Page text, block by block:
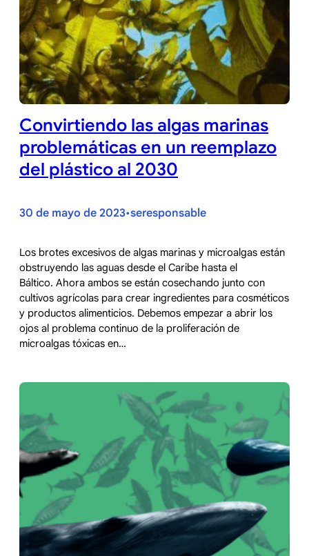
Convirtiendo las algas marinas
problemáticas en un reemplazo
del plástico al 2030
30 de mayo de 2023•seresponsable
Los brotes excesivos de algas marinas y microalgas están
obstruyendo las aguas desde el Caribe hasta el
Báltico. Ahora ambos se están cosechando junto con
cultivos agrícolas para crear ingredientes para cosméticos
y productos alimenticios. Debemos empezar a abrir los
ojos al problema continuo de la proliferación de
microalgas tóxicas en…